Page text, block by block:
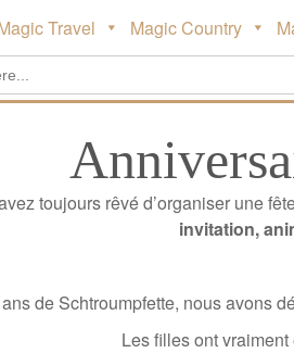
Travel Magic Country
toujours rêvé d’organiser une
invitation,
de Schtroumpfette, nous avons
Les filles ont